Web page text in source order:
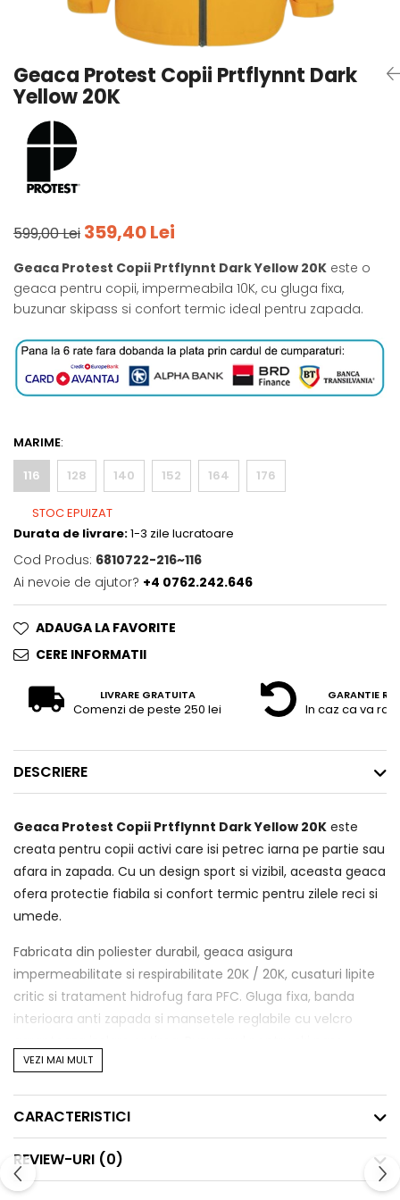
Pantaloni outdoor
Curele
Bustiere
Underwear
Geaca Protest Copii Prtflynnt Dark
Yellow 20K
599,00 Lei 359,40 Lei
Geaca Protest Copii Prtflynnt Dark Yellow 20K este o
geaca pentru copii, impermeabila 10K, cu gluga fixa,
buzunar skipass si confort termic ideal pentru zapada.
MARIME:
116
128 140 152 164 176
STOC EPUIZAT
Durata de livrare:1-3 zile lucratoare
Cod Produs: 6810722-216~116
Ai nevoie de ajutor? +4 0762.242.646
ADAUGA LA FAVORITE
CERE INFORMATII
LIVRARE GRATUITA
Comenzi de peste 250 lei
GARANTIE
In caz ca va
DESCRIERE
Geaca Protest Copii Prtflynnt Dark Yellow 20K este
creata pentru copii activi care isi petrec iarna pe partie sau
afara in zapada. Cu un design sport si vizibil, aceasta geaca
ofera protectie fiabila si confort termic pentru zilele reci si
umede.
Fabricata din poliester durabil, geaca asigura
impermeabilitate si respirabilitate 20K / 20K, cusaturi lipite
critic si tratament hidrofug fara PFC. Gluga fixa, banda
interioara anti zapada si mansetele reglabile cu velcro
buzunarele laterale si buzunarul interior adauga
Specificatii tehnice:
Impermeabilitate/Respirabilitate: 20K / 20K
VEZI MAI MULT
CARACTERISTICI
REVIEW-URI (0)